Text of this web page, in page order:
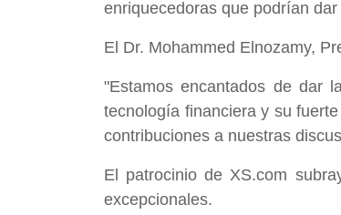
enriquecedoras que podrían
El Dr. Mohammed Elnozamy,
"Estamos encantados de dar
tecnología financiera y su
contribuciones a nuestras
El patrocinio de XS.com
excepcionales.